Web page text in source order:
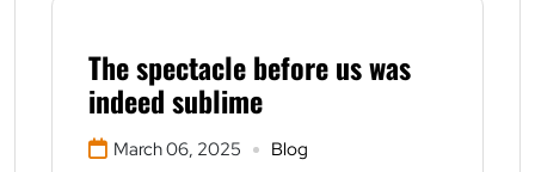
The spectacle before us was
indeed sublime
March 06, 2025 Blog